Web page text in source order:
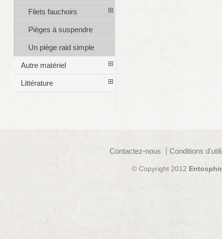
Filets fauchoirs
Pièges à suspendre
Un piège raid simple
Autre matériel
Littérature
Contactez-nous Conditions
© Copyright 2012